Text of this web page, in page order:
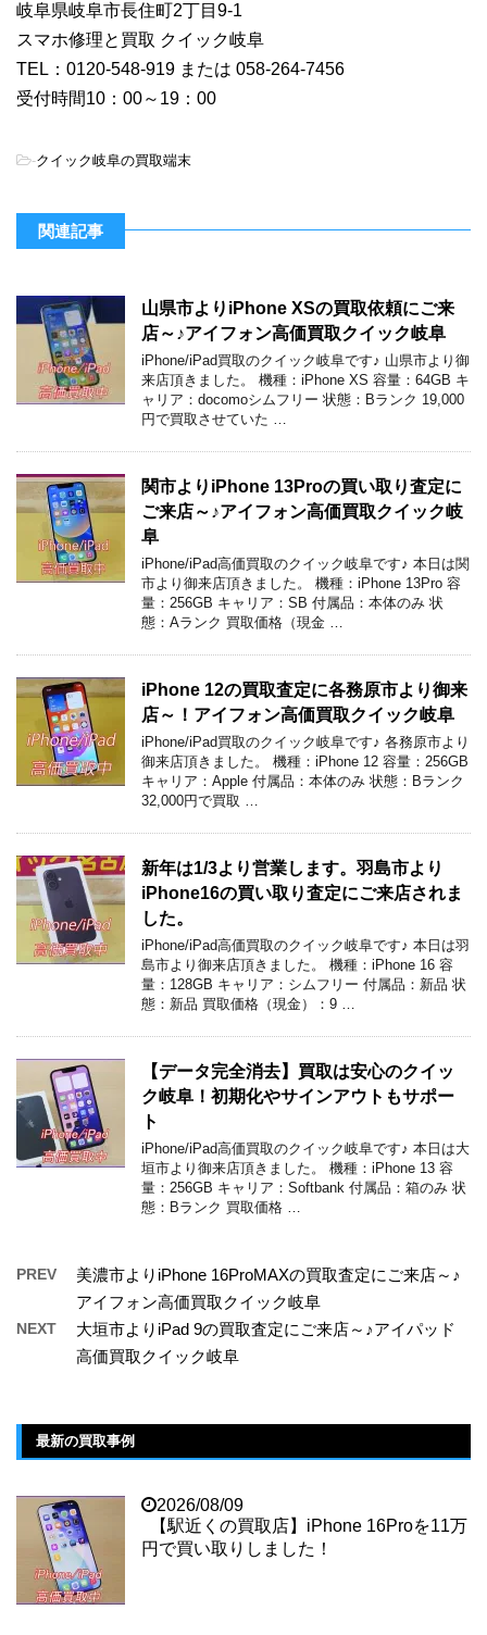
岐阜県岐阜市長住町2丁目9-1
スマホ修理と買取 クイック岐阜
TEL：0120-548-919 または 058-264-7456
受付時間10：00～19：00
-クイック岐阜の買取端末
関連記事
山県市よりiPhone XSの買取依頼にご来
店～♪アイフォン高価買取クイック岐阜
iPhone/iPad買取のクイック岐阜です♪ 山県市より御
来店頂きました。 機種：iPhone XS 容量：64GB キ
ャリア：docomoシムフリー 状態：Bランク 19,000
円で買取させていた …
関市よりiPhone 13Proの買い取り査定に
ご来店～♪アイフォン高価買取クイック岐
阜
iPhone/iPad高価買取のクイック岐阜です♪ 本日は関
市より御来店頂きました。 機種：iPhone 13Pro 容
量：256GB キャリア：SB 付属品：本体のみ 状
態：Aランク 買取価格（現金 …
iPhone 12の買取査定に各務原市より御来
店～！アイフォン高価買取クイック岐阜
iPhone/iPad買取のクイック岐阜です♪ 各務原市より
御来店頂きました。 機種：iPhone 12 容量：256GB
キャリア：Apple 付属品：本体のみ 状態：Bランク
32,000円で買取 …
新年は1/3より営業します。羽島市より
iPhone16の買い取り査定にご来店されま
した。
iPhone/iPad高価買取のクイック岐阜です♪ 本日は羽
島市より御来店頂きました。 機種：iPhone 16 容
量：128GB キャリア：シムフリー 付属品：新品 状
態：新品 買取価格（現金）：9 …
【データ完全消去】買取は安心のクイッ
ク岐阜！初期化やサインアウトもサポー
ト
iPhone/iPad高価買取のクイック岐阜です♪ 本日は大
垣市より御来店頂きました。 機種：iPhone 13 容
量：256GB キャリア：Softbank 付属品：箱のみ 状
態：Bランク 買取価格 …
PREV
美濃市よりiPhone 16ProMAXの買取査定にご来店～♪
アイフォン高価買取クイック岐阜
NEXT
大垣市よりiPad 9の買取査定にご来店～♪アイパッド
高価買取クイック岐阜
最新の買取事例
2026/08/09
【駅近くの買取店】iPhone 16Proを11万
円で買い取りしました！